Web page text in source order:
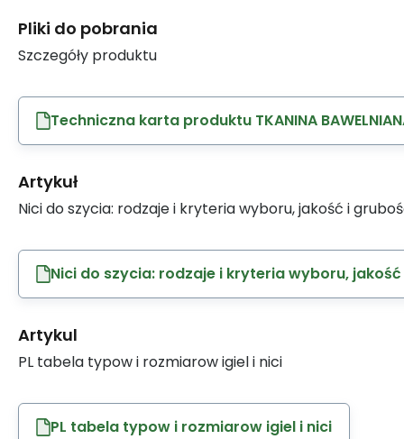
Pliki do pobrania
Szczegóły produktu
Techniczna karta produktu TKANINA
Artykuł
Nici do szycia: rodzaje i kryteria wyboru, jakość i
Nici do szycia: rodzaje i kryteria wyboru,
Artykul
PL tabela typow i rozmiarow igiel i nici
PL tabela typow i rozmiarow igiel i nici